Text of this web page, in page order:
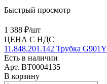
Быстрый просмотр
1 388 ₽/шт
ЦЕНА С НДС
11.848.201.142 Трубка G901Y
Есть в наличии
Арт. BT0004135
В корзину